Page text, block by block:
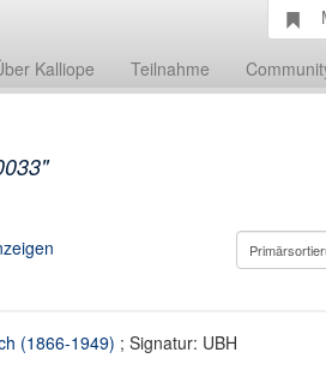
Kalliope Teilnahme
(1866-1949) ; Signatur: UBH